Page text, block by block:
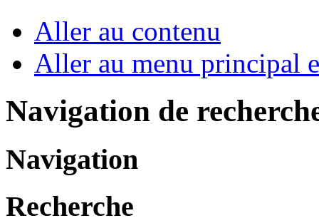
Aller au contenu
Aller au menu principal
Navigation de
Navigation
Recherche